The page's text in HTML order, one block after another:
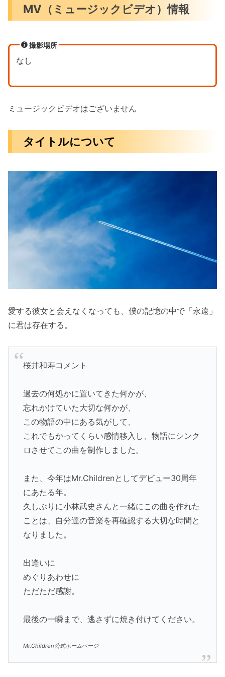
MV（ミュージックビデオ）情報
撮影場所
なし
ミュージックビデオはございません
タイトルについて
愛する彼女と会えなくなっても、僕の記憶の中で「永遠」
に君は存在する。
桜井和寿コメント
過去の何処かに置いてきた何かが、
忘れかけていた大切な何かが、
この物語の中にある気がして、
これでもかってくらい感情移入し、物語にシンク
ロさせてこの曲を制作しました。
また、今年はMr.Childrenとしてデビュー30周年
にあたる年。
久しぶりに小林武史さんと一緒にこの曲を作れた
ことは、自分達の音楽を再確認する大切な時間と
なりました。
出逢いに
めぐりあわせに
ただただ感謝。
最後の一瞬まで、逃さずに焼き付けてください。
Mr.Children公式ホームページ